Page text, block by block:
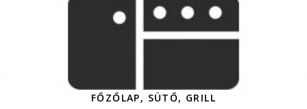
FŐZŐLAP, SÜTŐ, GRILL